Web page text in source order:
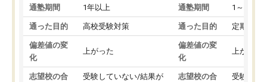
通塾期間 1年以上
通った目的 高校受験対策
偏差値の変
化
上がった
志望校の合
受験していない/結果が
通塾期間 1～3ヵ月
通った目的 定期テス
偏差値の変
化
上がった
志望校の合
受験して